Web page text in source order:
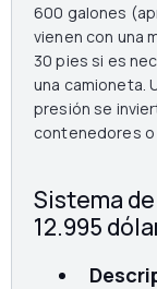
600 galones
vienen con una
30 pies si es
una camioneta.
presión se
contenedores o
Sistema
12.995